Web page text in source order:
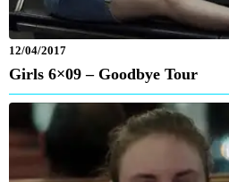
12/04/2017
Girls 6×09 – Goodbye Tour